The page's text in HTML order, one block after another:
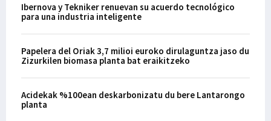
Ibernova y Tekniker renuevan su acuerdo tecnológico
para una industria inteligente
Papelera del Oriak 3,7 milioi euroko dirulaguntza jaso du
Zizurkilen biomasa planta bat eraikitzeko
Acidekak %100ean deskarbonizatu du bere Lantarongo
planta